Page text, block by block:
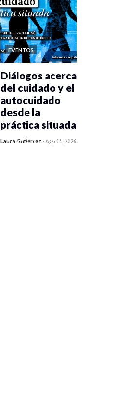
EVENTOS
0 veces compartido
Diálogos acerca
del cuidado y el
autocuidado
desde la
práctica situada
Laura Gutiérrez -Ago 05, 2026